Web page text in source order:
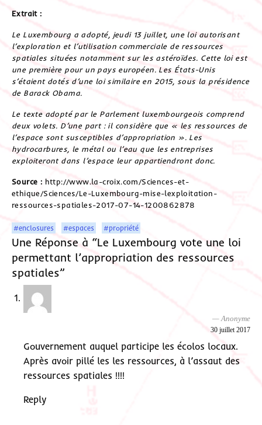
Extrait :
Le Luxembourg a adopté, jeudi 13 juillet, une loi autorisant
l’exploration et l’utilisation commerciale de ressources
spatiales situées notamment sur les astéroïdes. Cette loi est
une première pour un pays européen. Les États-Unis
s’étaient dotés d’une loi similaire en 2015, sous la présidence
de Barack Obama.
Le texte adopté par le Parlement luxembourgeois comprend
deux volets. D’une part : il considère que « les ressources de
l’espace sont susceptibles d’appropriation ». Les
hydrocarbures, le métal ou l’eau que les entreprises
exploiteront dans l’espace leur appartiendront donc.
Source : http://www.la-croix.com/Sciences-et-
ethique/Sciences/Le-Luxembourg-mise-lexploitation-
ressources-spatiales-2017-07-14-1200862878
#enclosures #espaces #propriété
Une Réponse à “Le Luxembourg vote une loi
permettant l’appropriation des ressources
spatiales”
Anonyme
30 juillet 2017
Gouvernement auquel participe les écolos locaux.
Après avoir pillé les les ressources, à l’assaut des
ressources spatiales !!!!
Reply